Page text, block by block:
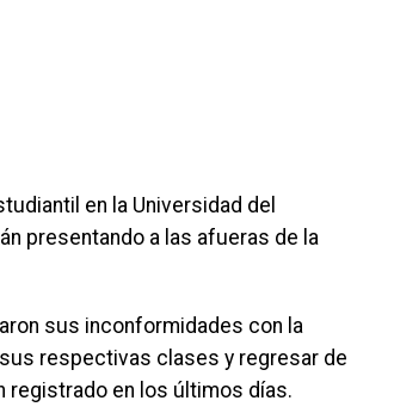
en la Universidad del
presentando a las afueras de la
sus inconformidades con la
respectivas clases y regresar de
registrado en los últimos días.